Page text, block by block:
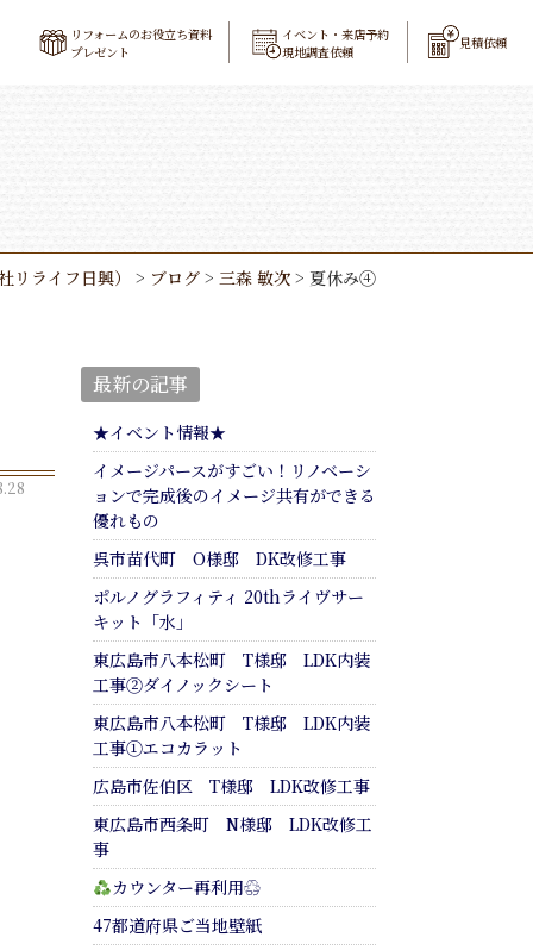
リフォームのお役立ち資料
プレゼント
イベント・来店予約
現地調査依頼
見積依頼
リライフ日興） > ブログ > 三森 敏次 > 夏休み④
最新の記事
★イベント情報★
イメージパースがすごい！リノベーシ
ョンで完成後のイメージ共有ができる
優れもの
呉市苗代町 O様邸 DK改修工事
ポルノグラフィティ 20thライヴサー
キット「水」
東広島市八本松町 T様邸 LDK内装
工事②ダイノックシート
東広島市八本松町 T様邸 LDK内装
工事①エコカラット
広島市佐伯区 T様邸 LDK改修工事
東広島市西条町 N様邸 LDK改修工
事
カウンター再利用♲
47都道府県ご当地壁紙